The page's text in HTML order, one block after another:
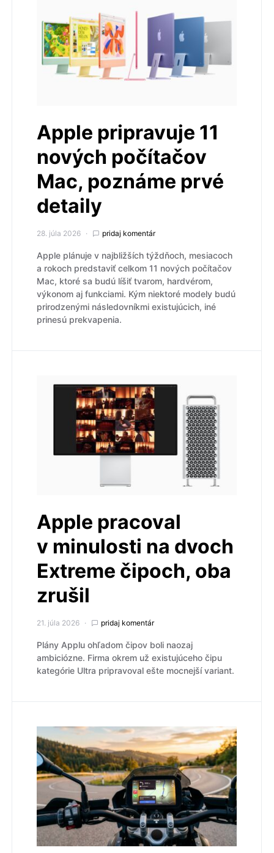
Apple pripravuje 11
nových počítačov
Mac, poznáme prvé
detaily
28. júla 2026 pridaj komentár
Apple plánuje v najbližších týždňoch, mesiacoch
a rokoch predstaviť celkom 11 nových počítačov
Mac, ktoré sa budú líšiť tvarom, hardvérom,
výkonom aj funkciami. Kým niektoré modely budú
prirodzenými následovníkmi existujúcich, iné
prinesú prekvapenia.
Apple pracoval
v minulosti na dvoch
Extreme čipoch, oba
zrušil
21. júla 2026 pridaj komentár
Plány Applu ohľadom čipov boli naozaj
ambiciózne. Firma okrem už existujúceho čipu
kategórie Ultra pripravoval ešte mocnejší variant.